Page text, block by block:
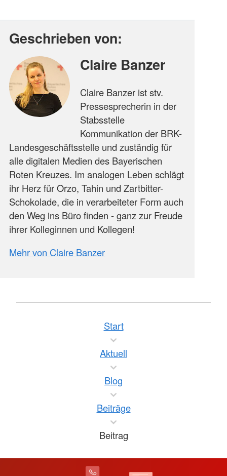
Geschrieben von:
Claire Banzer
Claire Banzer ist stv.
Pressesprecherin in der
Stabsstelle
Kommunikation der BRK-
Landesgeschäftsstelle und zuständig für
alle digitalen Medien des Bayerischen
Roten Kreuzes. Im analogen Leben schlägt
ihr Herz für Orzo, Tahin und Zartbitter-
Schokolade, die in verarbeiteter Form auch
den Weg ins Büro finden - ganz zur Freude
ihrer Kolleginnen und Kollegen!
Mehr von Claire Banzer
Start
Aktuell
Blog
Beiträge
Beitrag